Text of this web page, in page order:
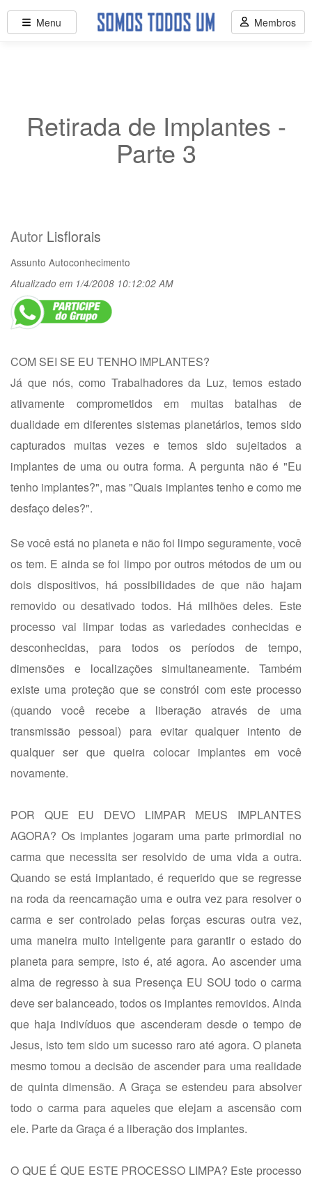
Retirada de Implantes -
Parte 3
Autor Lisflorais
Assunto Autoconhecimento
Atualizado em 1/4/2008 10:12:02 AM
COM SEI SE EU TENHO IMPLANTES?
Já que nós, como Trabalhadores da Luz, temos estado
ativamente comprometidos em muitas batalhas de
dualidade em diferentes sistemas planetários, temos sido
capturados muitas vezes e temos sido sujeitados a
implantes de uma ou outra forma. A pergunta não é "Eu
tenho implantes?", mas "Quais implantes tenho e como me
desfaço deles?".
Se você está no planeta e não foi limpo seguramente, você
os tem. E ainda se foi limpo por outros métodos de um ou
dois dispositivos, há possibilidades de que não hajam
removido ou desativado todos. Há milhões deles. Este
processo vai limpar todas as variedades conhecidas e
desconhecidas, para todos os períodos de tempo,
dimensões e localizações simultaneamente. Também
existe uma proteção que se constrói com este processo
(quando você recebe a liberação através de uma
transmissão pessoal) para evitar qualquer intento de
qualquer ser que queira colocar implantes em você
novamente.
POR QUE EU DEVO LIMPAR MEUS IMPLANTES
AGORA? Os implantes jogaram uma parte primordial no
carma que necessita ser resolvido de uma vida a outra.
Quando se está implantado, é requerido que se regresse
na roda da reencarnação uma e outra vez para resolver o
carma e ser controlado pelas forças escuras outra vez,
uma maneira muito inteligente para garantir o estado do
planeta para sempre, isto é, até agora. Ao ascender uma
alma de regresso à sua Presença EU SOU todo o carma
deve ser balanceado, todos os implantes removidos. Ainda
que haja indivíduos que ascenderam desde o tempo de
Jesus, isto tem sido um sucesso raro até agora. O planeta
mesmo tomou a decisão de ascender para uma realidade
de quinta dimensão. A Graça se estendeu para absolver
todo o carma para aqueles que elejam a ascensão com
ele. Parte da Graça é a liberação dos implantes.
O QUE É QUE ESTE PROCESSO LIMPA? Este processo
Menu Membros